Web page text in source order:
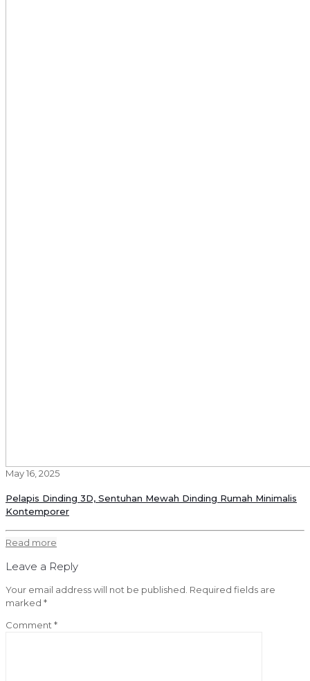
May 16, 2025
Pelapis Dinding 3D, Sentuhan Mewah Dinding Rumah Minimalis
Kontemporer
Read more
Leave a Reply
Your email address will not be published. Required fields are
marked *
Comment *